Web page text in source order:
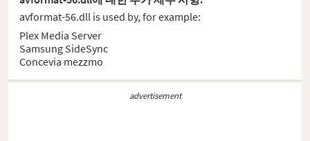
avformat-56.dll is used by, for example:
Plex Media Server
Samsung SideSync
Concevia mezzmo
advertisement